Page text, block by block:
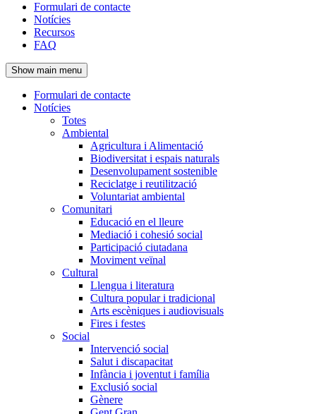
Navegació
principal
de
l'encapçalament
Formulari de contacte
Notícies
Recursos
FAQ
Show main menu
Navegació
principal
Formulari de contacte
Notícies
Totes
Ambiental
Agricultura i Alimentació
Biodiversitat i espais naturals
Desenvolupament sostenible
Reciclatge i reutilització
Voluntariat ambiental
Comunitari
Educació en el lleure
Mediació i cohesió social
Participació ciutadana
Moviment veïnal
Cultural
Llengua i literatura
Cultura popular i tradicional
Arts escèniques i audiovisuals
Fires i festes
Social
Intervenció social
Salut i discapacitat
Infància i joventut i família
Exclusió social
Gènere